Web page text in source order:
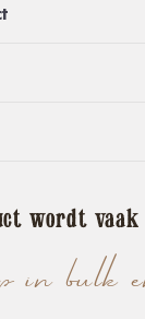
bulk
wordt vaak